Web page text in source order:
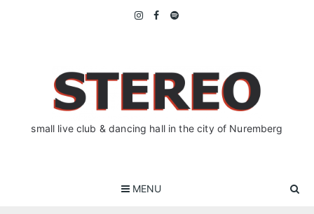
small live club & dancing hall in the city of Nuremberg
MENU